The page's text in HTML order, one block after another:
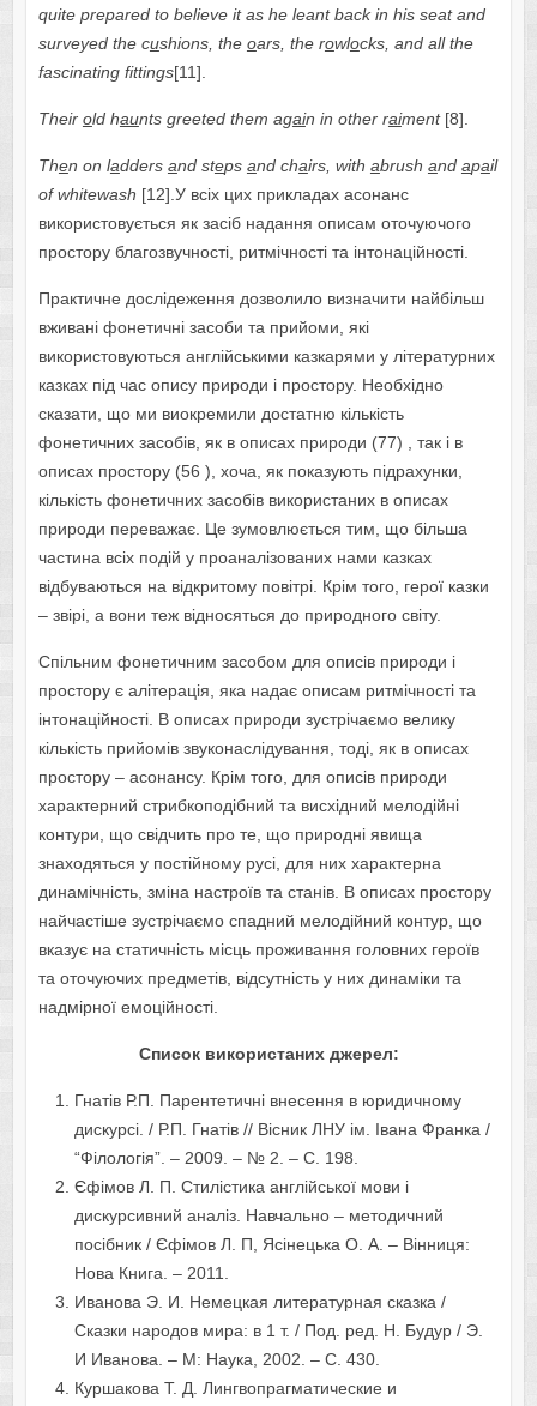
quite prepared to believe it as he leant back in his seat and
surveyed the cushions, the oars, the rowlocks, and all the
fascinating fittings[11].
Their old haunts greeted them again in other raiment [8].
Then on ladders and steps and chairs, with abrush and apail
of whitewash [12].У всіх цих прикладах асонанс
використовується як засіб надання описам оточуючого
простору благозвучності, ритмічності та інтонаційності.
Практичне дослідеження дозволило визначити найбільш
вживані фонетичні засоби та прийоми, які
використовуються англійськими казкарями у літературних
казках під час опису природи і простору. Необхідно
сказати, що ми виокремили достатню кількість
фонетичних засобів, як в описах природи (77) , так і в
описах простору (56 ), хоча, як показують підрахунки,
кількість фонетичних засобів використаних в описах
природи переважає. Це зумовлюється тим, що більша
частина всіх подій у проаналізованих нами казках
відбуваються на відкритому повітрі. Крім того, герої казки
– звірі, а вони теж відносяться до природного світу.
Спільним фонетичним засобом для описів природи і
простору є алітерація, яка надає описам ритмічності та
інтонаційності. В описах природи зустрічаємо велику
кількість прийомів звуконаслідування, тоді, як в описах
простору – асонансу. Крім того, для описів природи
характерний стрибкоподібний та висхідний мелодійні
контури, що свідчить про те, що природні явища
знаходяться у постійному русі, для них характерна
динамічність, зміна настроїв та станів. В описах простору
найчастіше зустрічаємо спадний мелодійний контур, що
вказує на статичність місць проживання головних героїв
та оточуючих предметів, відсутність у них динаміки та
надмірної емоційності.
Список використаних джерел:
Гнатів Р.П. Парентетичні внесення в юридичному
дискурсі. / Р.П. Гнатів // Вісник ЛНУ ім. Івана Франка /
“Філологія”. – 2009. – № 2. – С. 198.
Єфімов Л. П. Стилістика англійської мови і
дискурсивний аналіз. Навчально – методичний
посібник / Єфімов Л. П, Ясінецька О. А. – Вінниця:
Нова Книга. – 2011.
Иванова Э. И. Немецкая литературная сказка /
Сказки народов мира: в 1 т. / Под. ред. Н. Будур / Э.
И Иванова. – М: Наука, 2002. – С. 430.
Куршакова Т. Д. Лингвопрагматические и